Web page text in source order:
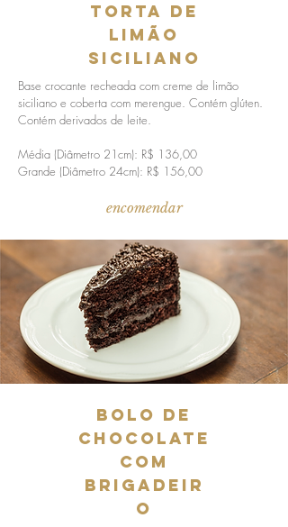
torta de
Limão
Siciliano
Base crocante recheada com creme de limão
siciliano e coberta com merengue. Contém glúten.
Contém derivados de leite.
Média (Diâmetro 21cm): R$ 136,00
Grande (Diâmetro 24cm): R$ 156,00
encomendar
BOLO DE
CHOCOLATE
COM
BRIGADEIR
O